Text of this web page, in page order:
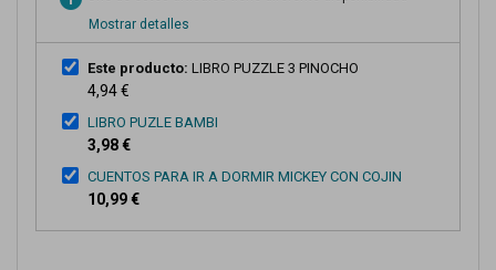
Mostrar detalles
Este producto: LIBRO PUZZLE 3 PINOCHO
4,94 €
LIBRO PUZLE BAMBI
3,98 €
CUENTOS PARA IR A DORMIR MICKEY CON COJIN
10,99 €